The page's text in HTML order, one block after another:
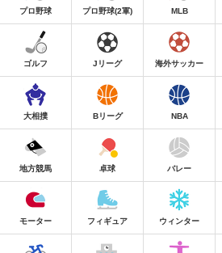
プロ野球 プロ野球(2軍) MLB
ゴルフ Jリーグ 海外サッカー
大相撲 Bリーグ NBA
地方競馬 卓球 バレー
モーター フィギュア ウィンター